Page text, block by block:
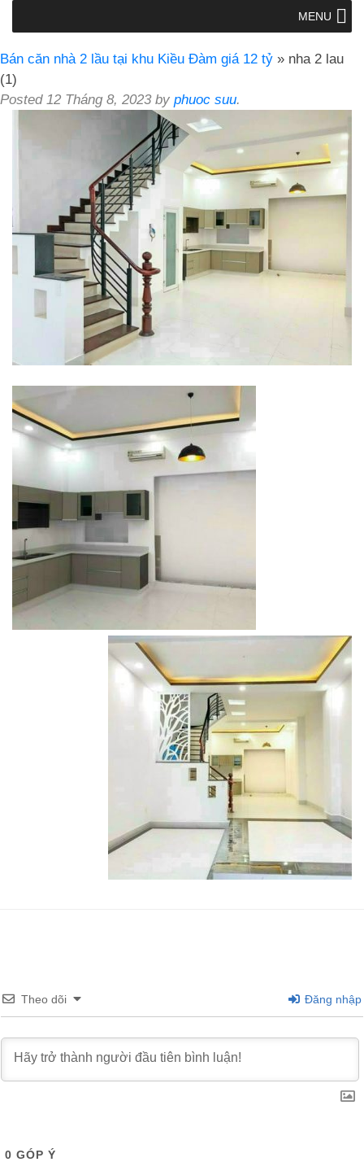
MENU
Bán căn nhà 2 lầu tại khu Kiều Đàm giá 12 tỷ » nha 2 lau
(1)
Posted 12 Tháng 8, 2023by phuoc suu.
Theo dõi Đăng nhập
0 GÓP Ý